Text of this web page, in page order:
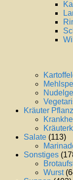
Kräuter
Salate (113)
Sonstiges
Wurst